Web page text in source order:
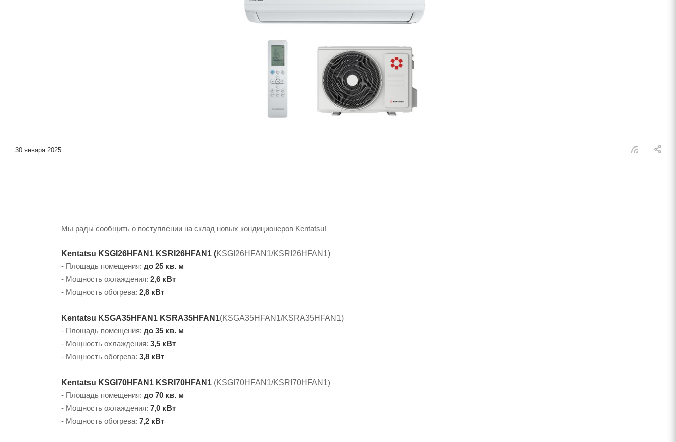
30 января 2025
Мы рады сообщить о поступлении на склад новых кондиционеров Kentatsu!
Kentatsu KSGI26HFAN1 KSRI26HFAN1 (KSGI26HFAN1/KSRI26HFAN1)
- Площадь помещения: до 25 кв. м
- Мощность охлаждения: 2,6 кВт
- Мощность обогрева: 2,8 кВт
Kentatsu KSGA35HFAN1 KSRA35HFAN1(KSGA35HFAN1/KSRA35HFAN1)
- Площадь помещения: до 35 кв. м
- Мощность охлаждения: 3,5 кВт
- Мощность обогрева: 3,8 кВт
Kentatsu KSGI70HFAN1 KSRI70HFAN1 (KSGI70HFAN1/KSRI70HFAN1)
- Площадь помещения: до 70 кв. м
- Мощность охлаждения: 7,0 кВт
- Мощность обогрева: 7,2 кВт